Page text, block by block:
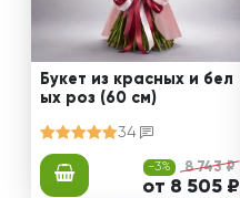
Букет из красных и бел
ых роз (60 см)
34
-3% 8 743 ₽
от 8 505 ₽